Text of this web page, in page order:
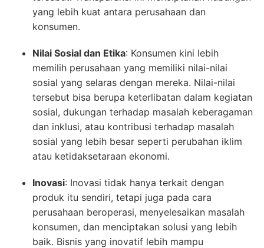
yang lebih kuat antara perusahaan dan
konsumen.
Nilai Sosial dan Etika: Konsumen kini lebih
memilih perusahaan yang memiliki nilai-nilai
sosial yang selaras dengan mereka. Nilai-nilai
tersebut bisa berupa keterlibatan dalam kegiatan
sosial, dukungan terhadap masalah keberagaman
dan inklusi, atau kontribusi terhadap masalah
sosial yang lebih besar seperti perubahan iklim
atau ketidaksetaraan ekonomi.
Inovasi: Inovasi tidak hanya terkait dengan
produk itu sendiri, tetapi juga pada cara
perusahaan beroperasi, menyelesaikan masalah
konsumen, dan menciptakan solusi yang lebih
baik. Bisnis yang inovatif lebih mampu